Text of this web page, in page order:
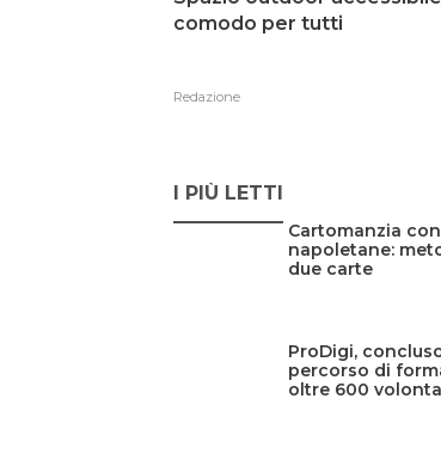
comodo per tutti
Redazione
I PIÙ LETTI
Cartomanzia
napoletane:
due carte
ProDigi,
percorso di
oltre 600